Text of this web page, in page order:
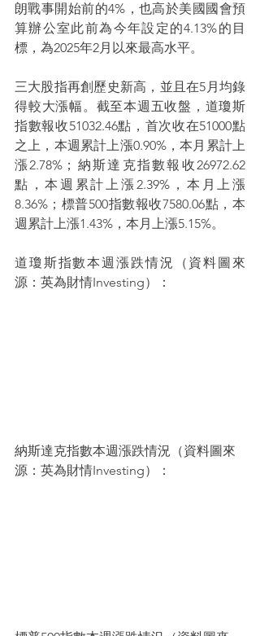
朗戰事開始前的4%，也高於美國國會預
算辦公室此前為今年設定的4.13%的目
標，為2025年2月以來最高水平。
三大股指再創歷史新高，並且在5月均錄
得較大漲幅。截至本週五收盤，道瓊斯
指數報收51032.46點，首次收在51000點
之上，本週累計上漲0.90%，本月累計上
漲2.78%；納斯達克指數報收26972.62
點，本週累計上漲2.39%，本月上漲
8.36%；標普500指數報收7580.06點，本
週累計上漲1.43%，本月上漲5.15%。
道瓊斯指數本週漲跌情況（資料圖來
源：英為財情Investing）：
納斯達克指數本週漲跌情況（資料圖來
源：英為財情Investing）：